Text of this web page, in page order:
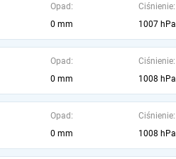
Opad:
0 mm
Ciśnienie:
1007 hPa
Opad:
0 mm
Ciśnienie:
1008 hPa
Opad:
0 mm
Ciśnienie:
1008 hPa